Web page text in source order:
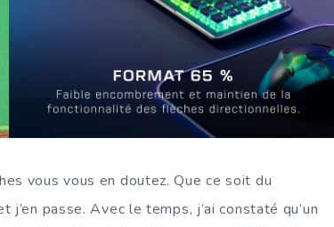
vous vous en doutez. Que ce soit du
passe. Avec le temps, j’ai constaté qu’un